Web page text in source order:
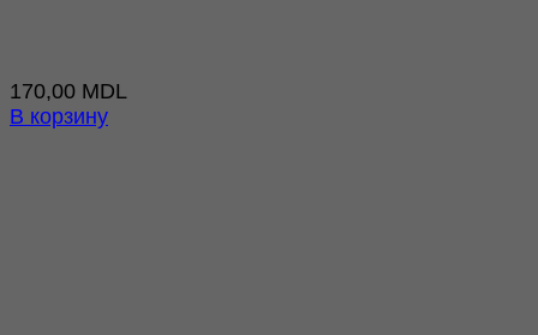
170,00 MDL
В корзину